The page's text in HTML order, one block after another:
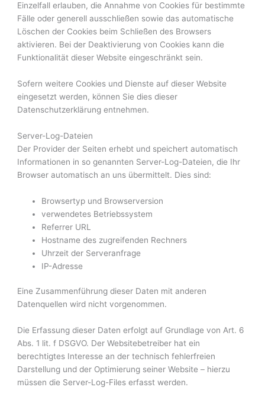
Einzelfall erlauben, die Annahme von Cookies für bestimmte
Fälle oder generell ausschließen sowie das automatische
Löschen der Cookies beim Schließen des Browsers
aktivieren. Bei der Deaktivierung von Cookies kann die
Funktionalität dieser Website eingeschränkt sein.
Sofern weitere Cookies und Dienste auf dieser Website
eingesetzt werden, können Sie dies dieser
Datenschutzerklärung entnehmen.
Server-Log-Dateien
Der Provider der Seiten erhebt und speichert automatisch
Informationen in so genannten Server-Log-Dateien, die Ihr
Browser automatisch an uns übermittelt. Dies sind:
Browsertyp und Browserversion
verwendetes Betriebssystem
Referrer URL
Hostname des zugreifenden Rechners
Uhrzeit der Serveranfrage
IP-Adresse
Eine Zusammenführung dieser Daten mit anderen
Datenquellen wird nicht vorgenommen.
Die Erfassung dieser Daten erfolgt auf Grundlage von Art. 6
Abs. 1 lit. f DSGVO. Der Websitebetreiber hat ein
berechtigtes Interesse an der technisch fehlerfreien
Darstellung und der Optimierung seiner Website – hierzu
müssen die Server-Log-Files erfasst werden.